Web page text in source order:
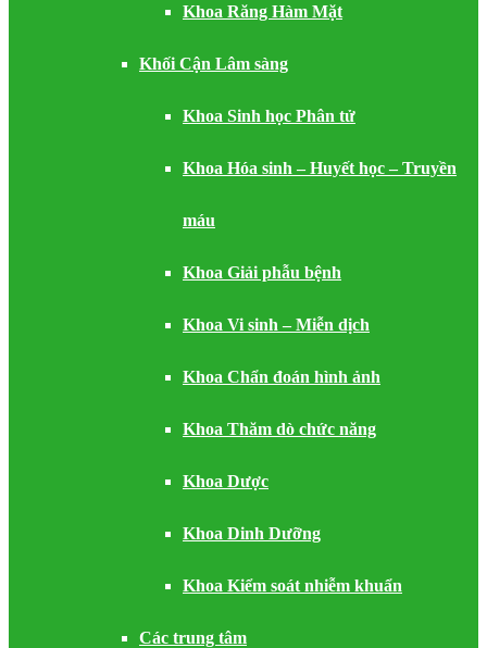
Khoa Răng Hàm Mặt
Khối Cận Lâm sàng
Khoa Sinh học Phân tử
Khoa Hóa sinh – Huyết học – Truyền
máu
Khoa Giải phẫu bệnh
Khoa Vi sinh – Miễn dịch
Khoa Chẩn đoán hình ảnh
Khoa Thăm dò chức năng
Khoa Dược
Khoa Dinh Dưỡng
Khoa Kiểm soát nhiễm khuẩn
Các trung tâm